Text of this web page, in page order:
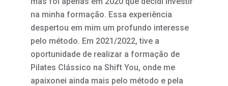
na minha formação. Essa experiência
despertou em mim um profundo interesse
pelo método. Em 2021/2022, tive a
oportunidade de realizar a formação de
Pilates Clássico na Shift You, onde me
apaixonei ainda mais pelo método e pela